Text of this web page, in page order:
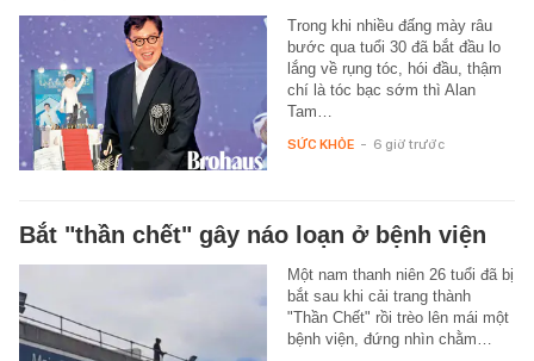
Trong khi nhiều đấng mày râu
bước qua tuổi 30 đã bắt đầu lo
lắng về rụng tóc, hói đầu, thậm
chí là tóc bạc sớm thì Alan
Tam…
SỨC KHỎE - 6 giờ trước
Bắt "thần chết" gây náo loạn ở bệnh viện
Một nam thanh niên 26 tuổi đã bị
bắt sau khi cải trang thành
"Thần Chết" rồi trèo lên mái một
bệnh viện, đứng nhìn chằm…